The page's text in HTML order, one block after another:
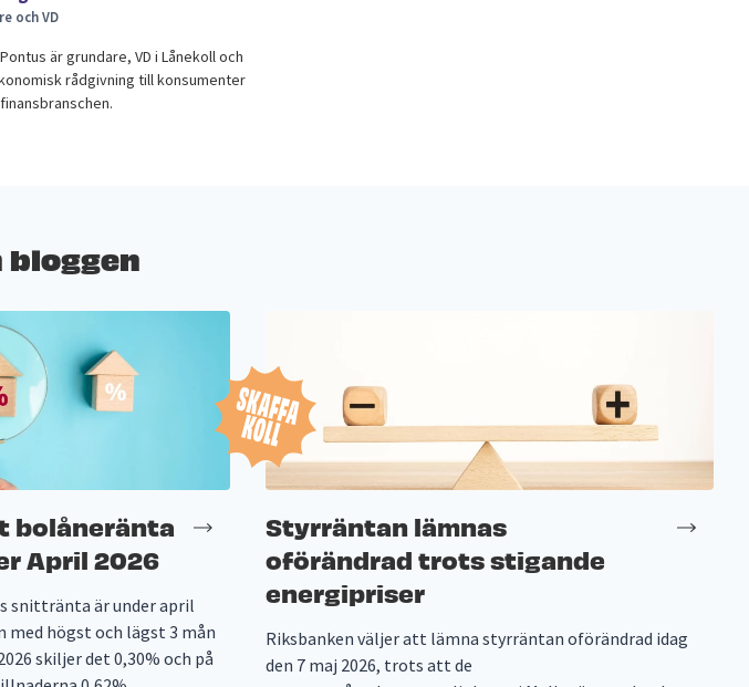
och VD
är grundare, VD i Lånekoll och
rådgivning till konsumenter
bloggen
bolåneränta
April 2026
snittränta är under april
högst och lägst 3 mån
skiljer det 0,30% och på
Styrräntan lämnas
oförändrad trots stigande
energipriser
Riksbanken väljer att lämna styrräntan oförändrad idag
den 7 maj 2026, trots att de